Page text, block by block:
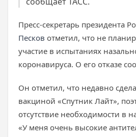
Пресс-секретарь президента
Песков отметил, что не
участие в испытаниях
коронавируса. О его отказе
Он отметил, что недавно
вакциной «Спутник Лайт»,
отсутствие необходимости в
«У меня очень высокие